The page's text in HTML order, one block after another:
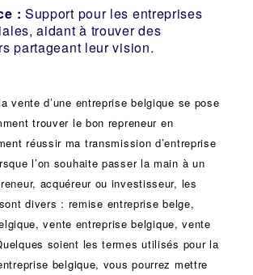
: Support pour les entreprises
aidant à trouver des
partageant leur vision.
vente d’une entreprise belgique se pose
trouver le bon repreneur en
réussir ma transmission d’entreprise
l’on souhaite passer la main à un
acquéreur ou investisseur, les
divers : remise entreprise belge,
vente entreprise belgique, vente
soient les termes utilisés pour la
belgique, vous pourrez mettre